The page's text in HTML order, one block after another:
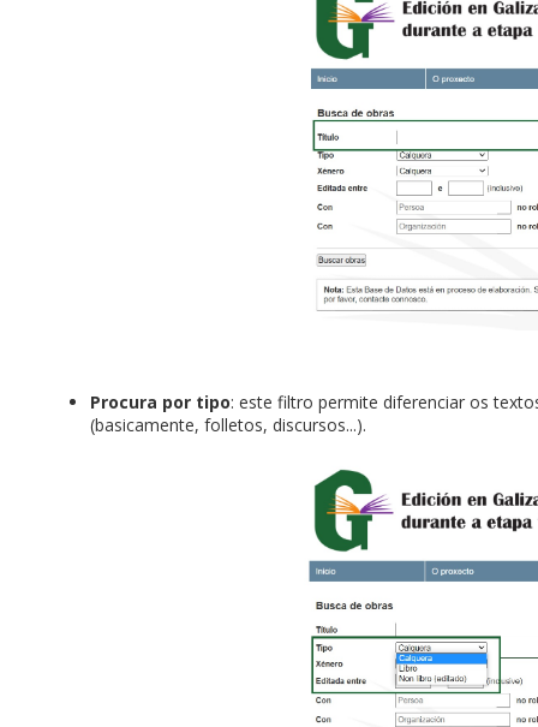
Procura por tipo: este filtro permite diferenciar os
(basicamente, folletos, discursos...).